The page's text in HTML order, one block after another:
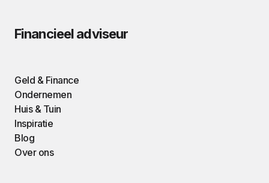
Financieel adviseur
Geld & Finance
Ondernemen
Huis & Tuin
Inspiratie
Blog
Over ons